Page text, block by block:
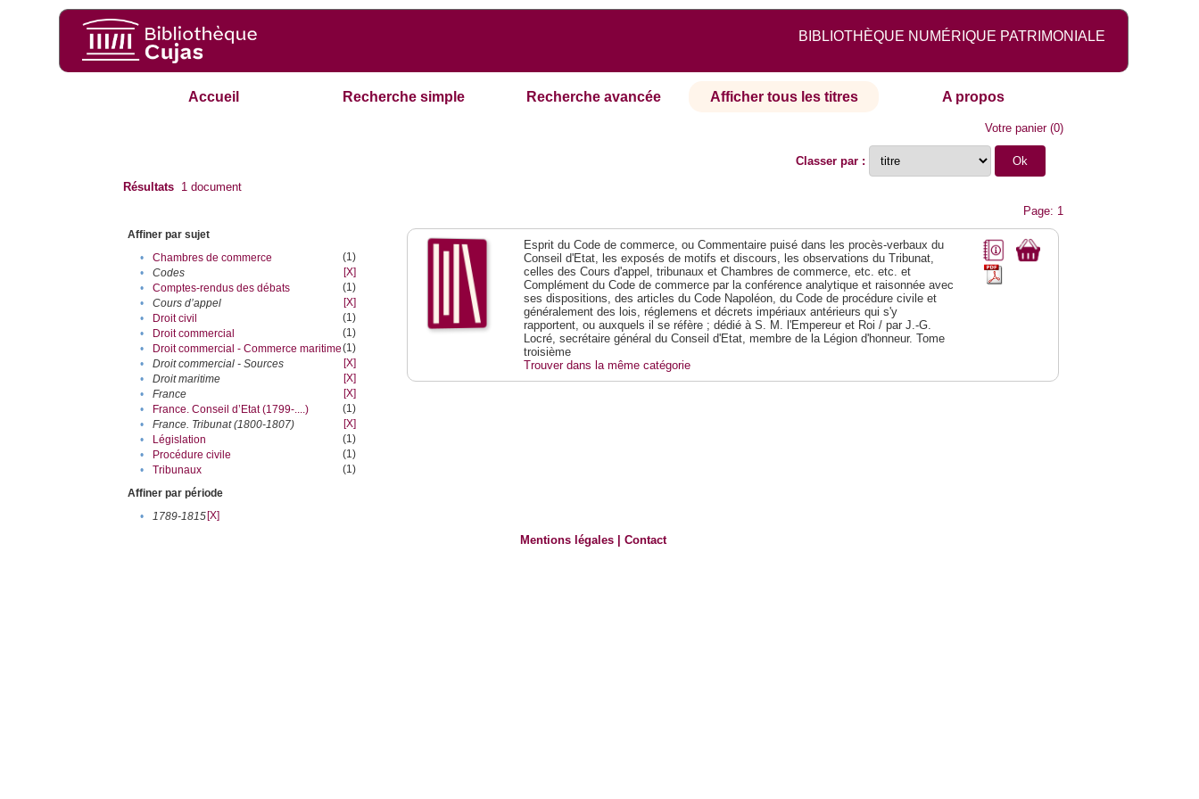
BIBLIOTHÈQUE NUMÉRIQUE PATRIMONIALE
Accueil Recherche simple Recherche avancée Afficher tous les titres A propos
Votre panier(0)
Classer par :
Résultats 1 document
Page: 1
Affiner par sujet
•
Chambres de commerce
(1)
•
Codes
[X]
•
Comptes-rendus des débats
(1)
•
Cours d’appel
[X]
•
Droit civil
(1)
•
Droit commercial
(1)
•
Droit commercial - Commerce maritime(1)
•
Droit commercial - Sources
[X]
•
Droit maritime
[X]
•
France
[X]
•
France. Conseil d’Etat (1799-....)
(1)
•
France. Tribunat (1800-1807)
[X]
•
Législation
(1)
•
Procédure civile
(1)
•
Tribunaux
(1)
Affiner par période
•
1789-1815[X]
Esprit du Code de commerce, ou Commentaire puisé dans les procès-verbaux du
Conseil d'Etat, les exposés de motifs et discours, les observations du Tribunat,
celles des Cours d'appel, tribunaux et Chambres de commerce, etc. etc. et
Complément du Code de commerce par la conférence analytique et raisonnée avec
ses dispositions, des articles du Code Napoléon, du Code de procédure civile et
généralement des lois, réglemens et décrets impériaux antérieurs qui s'y
rapportent, ou auxquels il se réfère ; dédié à S. M. l'Empereur et Roi / par J.-G.
Locré, secrétaire général du Conseil d'Etat, membre de la Légion d'honneur. Tome
troisième
Trouver dans la même catégorie
Mentions légales |Contact